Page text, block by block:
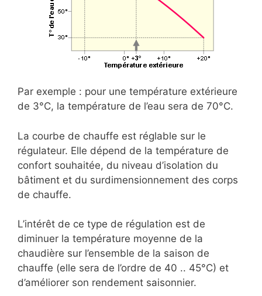
Par exemple : pour une température extérieure
de 3°C, la température de l’eau sera de 70°C.
La courbe de chauffe est réglable sur le
régulateur. Elle dépend de la température de
confort souhaitée, du niveau d’isolation du
bâtiment et du surdimensionnement des corps
de chauffe.
L’intérêt de ce type de régulation est de
diminuer la température moyenne de la
chaudière sur l’ensemble de la saison de
chauffe (elle sera de l’ordre de 40 .. 45°C) et
d’améliorer son rendement saisonnier.